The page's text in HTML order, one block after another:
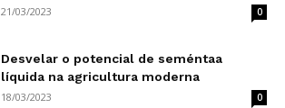
21/03/2023 0
Desvelar o potencial de seméntaa
líquida na agricultura moderna
18/03/2023 0